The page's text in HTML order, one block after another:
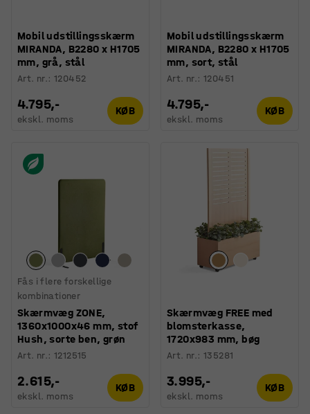
Mobil udstillingsskærm
MIRANDA, B2280 x H1705
mm, grå, stål
Art. nr.:120452
4.795,-
ekskl. moms
KØB
Mobil udstillingsskærm
MIRANDA, B2280 x H1705
mm, sort, stål
Art. nr.:120451
4.795,-
ekskl. moms
KØB
Fås i flere forskellige
kombinationer
Skærmvæg ZONE,
1360x1000x46 mm, stof
Hush, sorte ben, grøn
Art. nr.:1212515
2.615,-
ekskl. moms
KØB
Skærmvæg FREE med
blomsterkasse,
1720x983 mm, bøg
Art. nr.:135281
3.995,-
ekskl. moms
KØB